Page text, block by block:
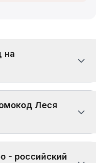
на
Леся
- российский